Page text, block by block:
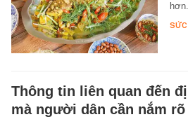
hơn.
SỨC
Thông tin liên quan đến
mà người dân cần nắm rõ